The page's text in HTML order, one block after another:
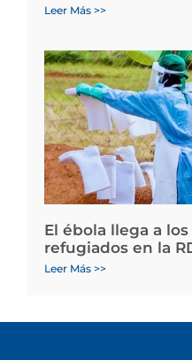
Leer Más >>
El ébola llega a
refugiados en la
Leer Más >>